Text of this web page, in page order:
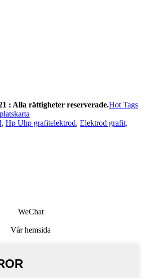
: Alla rättigheter reserverade.Hot Tags
, Hp Uhp grafitelektrod, Elektrod grafit,
WeChat
Vår hemsida